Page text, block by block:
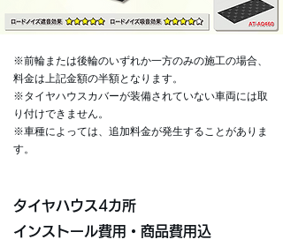
※前輪または後輪のいずれか一方のみの施工の場合、
料金は上記金額の半額となります。
※タイヤハウスカバーが装備されていない車両には取
り付けできません。
※車種によっては、追加料金が発生することがありま
す。
タイヤハウス4カ所
インストール費用・商品費用込